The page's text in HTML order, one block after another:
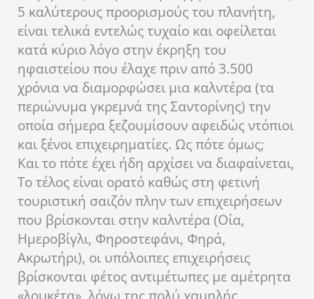
5 καλύτερους προορισμούς του πλανήτη,
είναι τελικά εντελώς τυχαίο και οφείλεται
κατά κύριο λόγο στην έκρηξη του
ηφαιστείου που έλαχε πριν από 3.500
χρόνια να διαμορφώσει μια καλντέρα (τα
περιώνυμα γκρεμνά της Σαντορίνης) την
οποία σήμερα ξεζουμίσουν αφειδώς ντόπιοι
και ξένοι επιχειρηματίες. Ως πότε όμως;
Και το πότε έχει ήδη αρχίσει να διαφαίνεται,
Το τέλος είναι ορατό καθώς στη φετινή
τουριστική σαιζόν πλην των επιχειρήσεων
που βρίσκονται στην καλντέρα (Οία,
Ημεροβίγλι, Φηροστεφάνι, Φηρά,
Ακρωτήρι), οι υπόλοιπες επιχειρήσεις
βρίσκονται φέτος αντιμέτωπες με αμέτρητα